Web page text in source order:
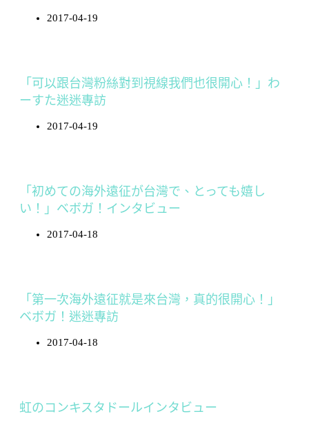
2017-04-19
「可以跟台灣粉絲對到視線我們也很開心！」わ
ーすた迷迷專訪
2017-04-19
「初めての海外遠征が台灣で、とっても嬉し
い！」ベボガ！インタビュー
2017-04-18
「第一次海外遠征就是來台灣，真的很開心！」
ベボガ！迷迷專訪
2017-04-18
虹のコンキスタドールインタビュー